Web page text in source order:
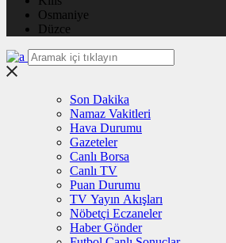
Osmaniye
Düzce
Son Dakika
Namaz Vakitleri
Hava Durumu
Gazeteler
Canlı Borsa
Canlı TV
Puan Durumu
TV Yayın Akışları
Nöbetçi Eczaneler
Haber Gönder